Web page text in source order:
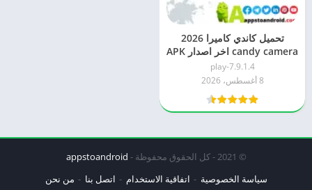
تحميل كاندي كاميرا 2026
candy camera اخر اصدار APK
للاندرويد
7.9.1.4-play
8 أغسطس، 2026
© 2021 - كل الحقوق محفوظة -
appstoandroid
سياسة الخصوصية
اتفاقية الاستخدام اتصل بنا من نحن